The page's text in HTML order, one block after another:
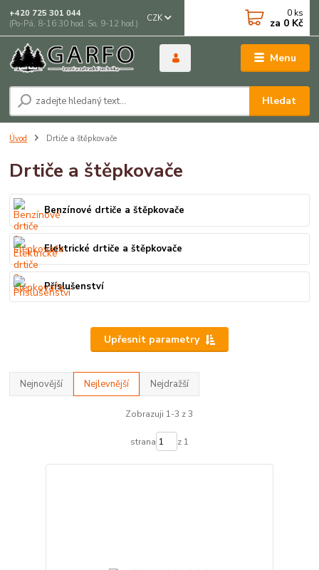
Menu
CZK
Hledat
+420 725 301 044
(Po-Pá, 8-16:30 hod. So, 9-12 hod.)
0 ks
za 0 Kč
Úvod Drtiče a štěpkovače
Drtiče a štěpkovače
Benzínové drtiče a štěpkovače
Elektrické drtiče a štěpkovače
Příslušenství
Upřesnit parametry
Nejnovější Nejlevnější Nejdražší
Zobrazuji 1-3 z 3
strana z 1